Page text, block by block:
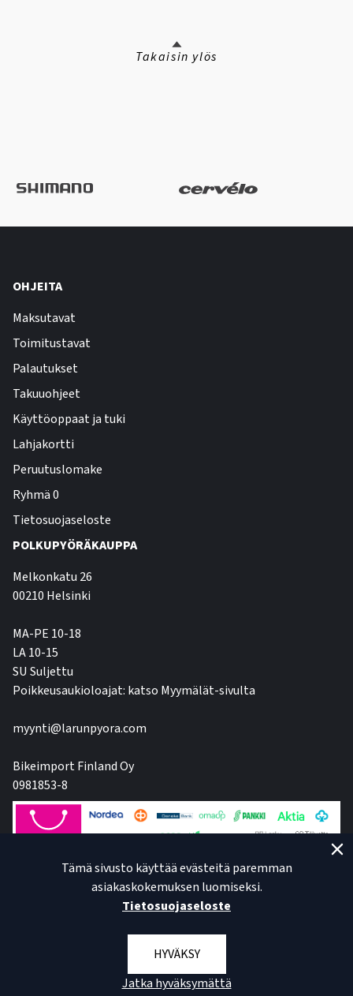
Takaisin ylös
OHJEITA
Maksutavat
Toimitustavat
Palautukset
Takuuohjeet
Käyttöoppaat ja tuki
Lahjakortti
Peruutuslomake
Ryhmä 0
Tietosuojaseloste
POLKUPYÖRÄKAUPPA
Melkonkatu 26
00210 Helsinki
MA-PE 10-18
LA 10-15
SU Suljettu
Poikkeusaukioloajat: katso Myymälät-sivulta
myynti@larunpyora.com
Bikeimport Finland Oy
0981853-8
Tämä sivusto käyttää evästeitä paremman
asiakaskokemuksen luomiseksi.
Tietosuojaseloste
HYVÄKSY
Jatka hyväksymättä